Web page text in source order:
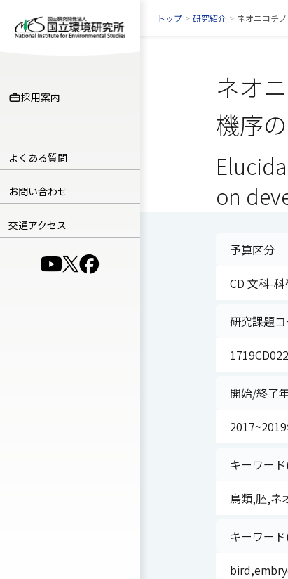
採用案内
よくある質問
お問い合わせ
交通アクセス
（別ウインドウで開きます）
（別ウインドウで開きます）
（別ウインドウで開きます）
トップ > 研究紹介 > ネオニコチ
ネオ
機序
on
予算区分
CD 文科-
研究課題
1719CD022
開始/終了
キーワー
鳥類,胚,ネ
キーワー